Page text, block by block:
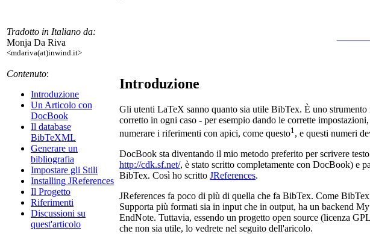
Tradotto in Italiano da:
Monja Da Riva
<mdariva(at)inwind.it>
Contenuto:
Introduzione
Un Articolo con
DocBook
Il database
BibTeXML
Generare un
bibliografia
Impostare gli Stili
Installing JReferences
Il Progetto
Riferimenti
Discussioni su
quest'articolo
Introduzione
Gli utenti LaTeX sanno quanto sia utile BibTex. È uno
corretto in ogni caso - per esempio dando le corrette impostazioni,
numerare i riferimenti con apici, come questo1 , e questi numeri
DocBook sta diventando il mio metodo preferito per scrivere
http://cdk.sf.net/, è stato scritto completamente con DocBook) e
BibTex. Così ho scritto JReferences.
JReferences fa poco di più di quella che fa BibTex. Come
Supporta più formati sia in input che in output, ha un backend
EndNote. Tuttavia, essendo un progetto open source (licenza
che non sia utile, lo vedrete nel seguito dell'aricolo.